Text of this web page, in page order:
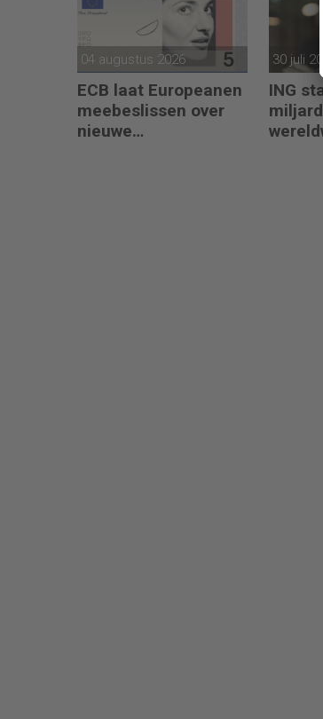
04 augustus 2026
ECB laat Europeanen
meebeslissen over
nieuwe
30 juli
ING